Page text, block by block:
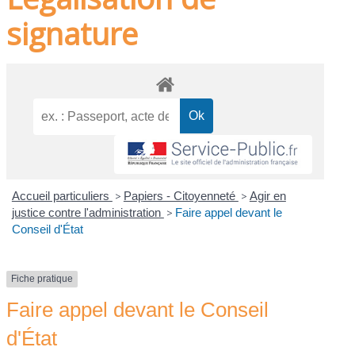
signature
Accueil particuliers > Papiers - Citoyenneté > Agir en
justice contre l'administration > Faire appel devant le
Conseil d'État
Fiche pratique
Faire appel devant le Conseil
d'État